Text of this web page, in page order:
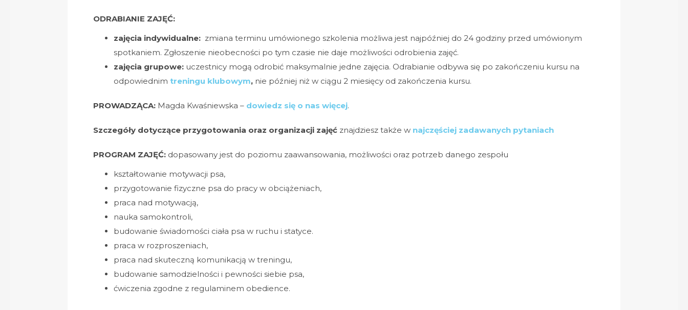
ODRABIANIE ZAJĘĆ:
zajęcia indywidualne: zmiana terminu umówionego szkolenia możliwa jest najpóźniej do 24 godziny przed umówionym
spotkaniem. Zgłoszenie nieobecności po tym czasie nie daje możliwości odrobienia zajęć.
zajęcia grupowe: uczestnicy mogą odrobić maksymalnie jedne zajęcia. Odrabianie odbywa się po zakończeniu kursu na
odpowiednim treningu klubowym, nie później niż w ciągu 2 miesięcy od zakończenia kursu.
PROWADZĄCA: Magda Kwaśniewska – dowiedz się o nas więcej.
Szczegóły dotyczące przygotowania oraz organizacji zajęć znajdziesz także w najczęściej zadawanych pytaniach
PROGRAM ZAJĘĆ: dopasowany jest do poziomu zaawansowania, możliwości oraz potrzeb danego zespołu
kształtowanie motywacji psa,
przygotowanie fizyczne psa do pracy w obciążeniach,
praca nad motywacją,
nauka samokontroli,
budowanie świadomości ciała psa w ruchu i statyce.
praca w rozproszeniach,
praca nad skuteczną komunikacją w treningu,
budowanie samodzielności i pewności siebie psa,
ćwiczenia zgodne z regulaminem obedience.